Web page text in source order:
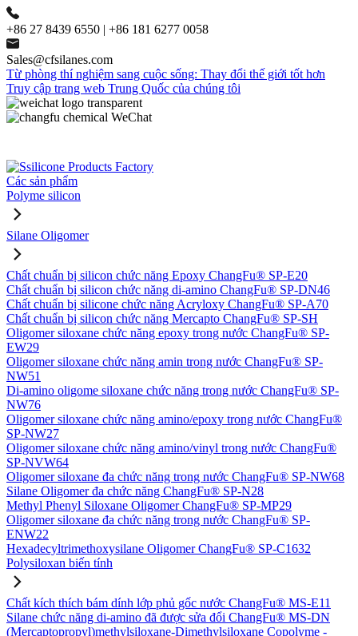
+86 27 8439 6550 | +86 181 6277 0058
Sales@cfsilanes.com
Từ phòng thí nghiệm sang cuộc sống: Thay đổi thế giới tốt hơn
Truy cập trang web Trung Quốc của chúng tôi
Các sản phẩm
Polyme silicon
Silane Oligomer
Chất chuẩn bị silicon chức năng Epoxy ChangFu® SP-E20
Chất chuẩn bị silicon chức năng di-amino ChangFu® SP-DN46
Chất chuẩn bị silicone chức năng Acryloxy ChangFu® SP-A70
Chất chuẩn bị silicon chức năng Mercapto ChangFu® SP-SH
Oligomer siloxane chức năng epoxy trong nước ChangFu® SP-
EW29
Oligomer siloxane chức năng amin trong nước ChangFu® SP-
NW51
Di-amino oligome siloxane chức năng trong nước ChangFu® SP-
NW76
Oligomer siloxane chức năng amino/epoxy trong nước ChangFu®
SP-NW27
Oligomer siloxane chức năng amino/vinyl trong nước ChangFu®
SP-NVW64
Oligomer siloxane đa chức năng trong nước ChangFu® SP-NW68
Silane Oligomer đa chức năng ChangFu® SP-N28
Methyl Phenyl Siloxane Oligomer ChangFu® SP-MP29
Oligomer siloxane đa chức năng trong nước ChangFu® SP-
ENW22
Hexadecyltrimethoxysilane Oligomer ChangFu® SP-C1632
Polysiloxan biến tính
Chất kích thích bám dính lớp phủ gốc nước ChangFu® MS-E11
Silane chức năng di-amino đã được sửa đổi ChangFu® MS-DN
(Mercaptopropyl)methylsiloxane-Dimethylsiloxane Copolyme -